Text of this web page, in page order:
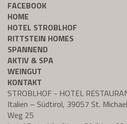
FACEBOOK
HOME
HOTEL STROBLHOF
RITTSTEIN HOMES
SPANNEND
AKTIV & SPA
WEINGUT
KONTAKT
STROBLHOF - HOTEL
Italien – Südtirol, 39057 St.
Weg 25